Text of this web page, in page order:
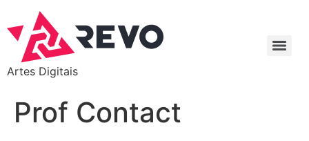
Artes Digitais
Prof Contact